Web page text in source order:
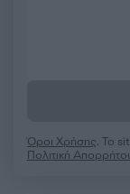
Όροι Χρήσης. Το
Πολιτική